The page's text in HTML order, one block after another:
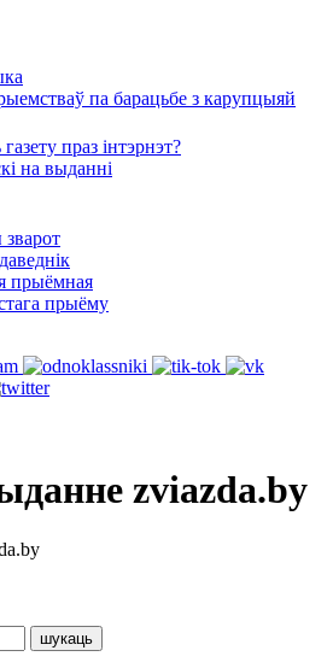
па барацьбе з карупцыяй
праз інтэрнэт?
на выданні
прыёмная
прыёму
zviazda.by